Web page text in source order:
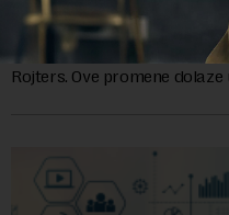
Krovna kompanija Google-
rekonstrukciju svog
Rojters. Ove promene